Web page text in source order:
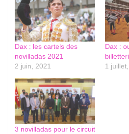
Dax : les cartels des
novilladas 2021
2 juin, 2021
Dax :
1
3 novilladas pour le circuit